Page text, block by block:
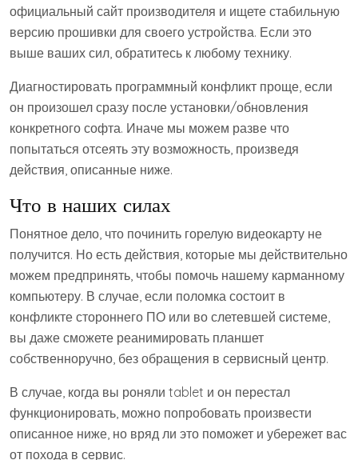
официальный сайт производителя и ищете стабильную
версию прошивки для своего устройства. Если это
выше ваших сил, обратитесь к любому технику.
Диагностировать программный конфликт проще, если
он произошел сразу после установки/обновления
конкретного софта. Иначе мы можем разве что
попытаться отсеять эту возможность, произведя
действия, описанные ниже.
Что в наших силах
Понятное дело, что починить горелую видеокарту не
получится. Но есть действия, которые мы действительно
можем предпринять, чтобы помочь нашему карманному
компьютеру. В случае, если поломка состоит в
конфликте стороннего ПО или во слетевшей системе,
вы даже сможете реанимировать планшет
собственноручно, без обращения в сервисный центр.
В случае, когда вы роняли tablet и он перестал
функционировать, можно попробовать произвести
описанное ниже, но вряд ли это поможет и убережет вас
от похода в сервис.